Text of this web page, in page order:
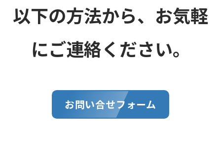
以下の方法から、お気軽
にご連絡ください。
お問い合せフォーム